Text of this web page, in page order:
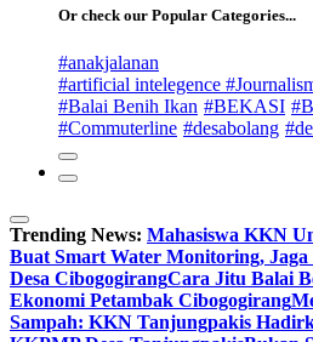
Or check our Popular Categories...
#anakjalanan
#artificial intelegence
#Balai Benih Ikan #BEKASI
#Commuterline #desabolang
Trending News: Mahasiswa KKN
Buat Smart Water Monitoring,
Desa CibogogirangCara Jitu Balai
Ekonomi Petambak Cibogogirang
Sampah: KKN Tanjungpakis